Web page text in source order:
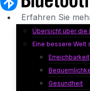
Erfahren Sie
Übersicht über
Eine bessere Welt
Erreichbarkeit
Gesundheit